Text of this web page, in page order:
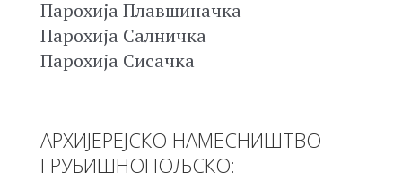
Парохија Плавшиначка
Парохија Салничка
Парохија Сисачка
АРХИЈЕРЕЈСКО НАМЕСНИШТВО
ГРУБИШНОПОЉСКО: